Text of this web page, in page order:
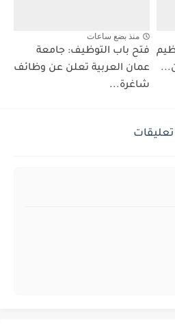
منذ بضع ساعات
فتح باب التوظيف: جامعة
عمان العربية تعلن عن وظائف
شاغرة...
تعليقات